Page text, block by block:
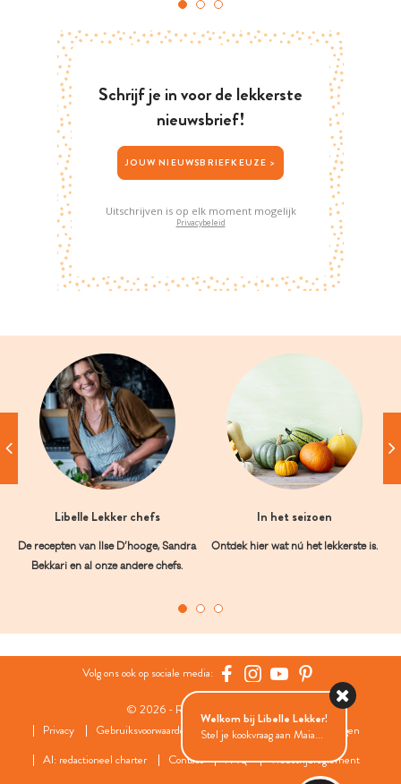
Schrijf je in voor de lekkerste
nieuwsbrief!
JOUW NIEUWSBRIEFKEUZE >
Uitschrijven is op elk moment mogelijk
Privacybeleid
Libelle Lekker chefs
De recepten van Ilse D’hooge, Sandra
Bekkari en al onze andere chefs.
In het seizoen
Ontdek hier wat nú het lekkerste is.
Volg ons ook op sociale media:
© 2026 - Roularta Media Group
Privacy
Gebruiksvoorwaarden Cookies
Cookies instellingen
AI: redactioneel charter
Contact FAQ
Wedstrijdreglement
Welkom bij Libelle Lekker!
Stel je kookvraag aan Maia...